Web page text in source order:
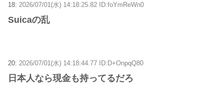
18: 2026/07/01(水) 14:18:25.82 ID:foYmReWn0
Suicaの乱
20: 2026/07/01(水) 14:18:44.77 ID:D+OnpqQ80
日本人なら現金も持ってるだろ